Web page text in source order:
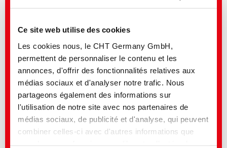
Ce site web utilise des cookies
Les cookies nous, le CHT Germany GmbH,
permettent de personnaliser le contenu et les
annonces, d'offrir des fonctionnalités relatives aux
médias sociaux et d'analyser notre trafic. Nous
partageons également des informations sur
l'utilisation de notre site avec nos partenaires de
médias sociaux, de publicité et d'analyse, qui peuvent
combiner celles-ci avec d'autres informations que
Deux nouveaux colorants réactifs viennent compléter la gamme
Produits | 30.03.2026
Empowering Circularity with TUBICOAT PET